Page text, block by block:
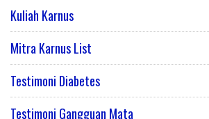
Kuliah Karnus
Mitra Karnus List
Testimoni Diabetes
Testimoni Gangguan Mata